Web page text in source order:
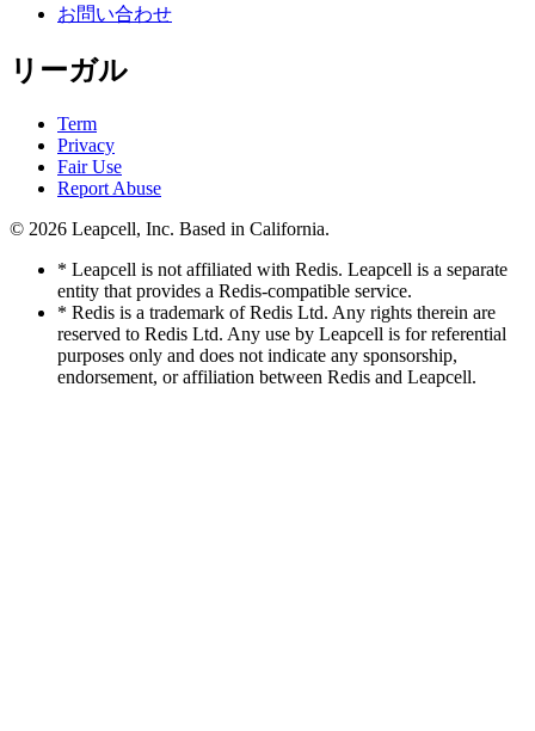
お問い合わせ
リーガル
Term
Privacy
Fair Use
Report Abuse
© 2026 Leapcell, Inc. Based in California.
* Leapcell is not affiliated with Redis. Leapcell is a separate
entity that provides a Redis-compatible service.
* Redis is a trademark of Redis Ltd. Any rights therein are
reserved to Redis Ltd. Any use by Leapcell is for referential
purposes only and does not indicate any sponsorship,
endorsement, or affiliation between Redis and Leapcell.